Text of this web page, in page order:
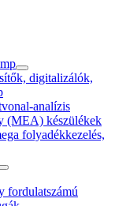
digitalizálók,
analízis
(MEA) készülékek
folyadékkezelés,
fordulatszámú